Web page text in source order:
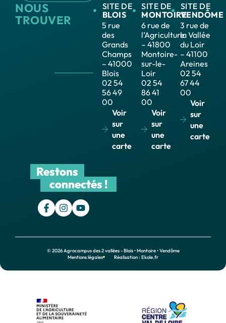
NOUS
TROUVER
SITE DE
BLOIS
5 rue
des
Grands
Champs
– 41000
Blois
02 54
56 49
00
Voir
sur
une
carte
SITE DE
MONTOIRE
6 rue de
l’Agriculture
– 41800
Montoire-
sur-le-
Loir
02 54
86 41
00
Voir
sur
une
carte
SITE DE
VENDÔME
3 rue de
la Vallée
du Loir
– 41100
Areines
02 54
67 44
00
Voir
sur
une
carte
Restons
connectés !
© 2026 Agrocampus des 2 vallées - Blois • Montoire • Vendôme
Mentions légales
Réalisation : Ekole.fr